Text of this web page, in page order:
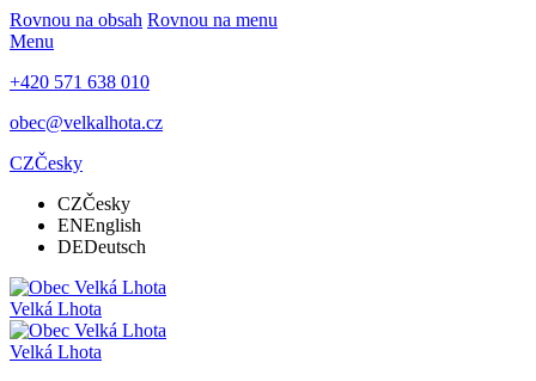
Rovnou na obsah Rovnou na menu
Menu
+420 571 638 010
obec@velkalhota.cz
CZČesky
CZČesky
ENEnglish
DEDeutsch
Velká Lhota
Velká Lhota